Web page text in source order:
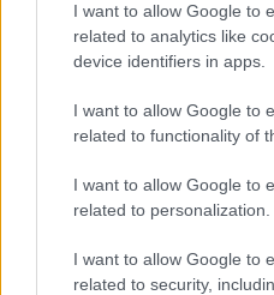
I want to allow Google to
related to analytics like
device identifiers in apps.
I want to allow Google to
related to functionality of
I want to allow Google to
related to personalization.
I want to allow Google to
related to security,